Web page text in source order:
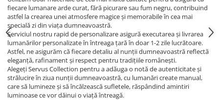
fiecare lumanare arde curat, fără picurare sau fum negru, contribuind
astfel la crearea unei atmosfere magice și memorabile în cea mai
specială zi din viața dumneavoastră.
Serviciul nostru rapid de personalizare asigură executarea și livrarea
lumanărilor personalizate în întreaga țară în doar 1-2 zile lucrătoare.
Astfel, ne asigurăm că fiecare detaliu al nunții dumneavoastră reflectă
eleganță, rafinament și respect pentru tradițiile românești.
Alegeți Servus Collection pentru a adăuga o notă de autenticitate și
strălucire în ziua nunții dumneavoastră, cu lumanări create manual,
care să lumineze și să încălzească sufletele, răspândind amintiri
luminoase ce vor dăinui o viață întreagă.